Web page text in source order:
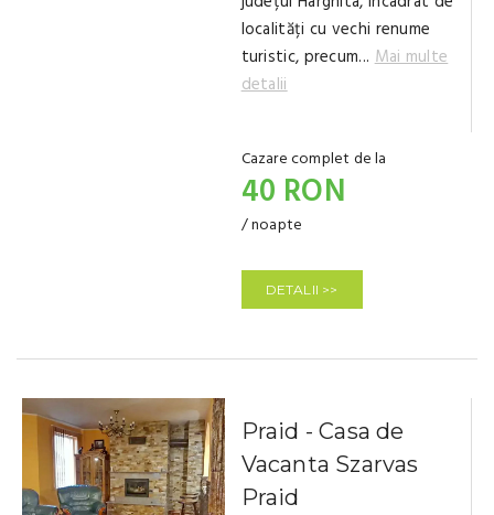
localități cu vechi renume
turistic, precum...Mai multe
detalii
Cazare complet de la
40 RON
/ noapte
DETALII >>
Praid - Casa de
Vacanta Szarvas
Praid